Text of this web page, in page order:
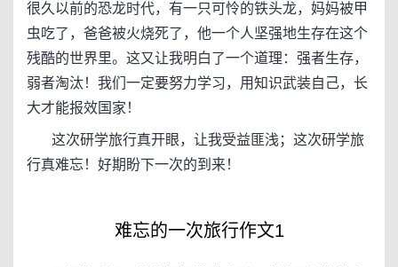
很久以前的恐龙时代，有一只可怜的铁头龙，妈妈被甲
虫吃了，爸爸被火烧死了，他一个人坚强地生存在这个
残酷的世界里。这又让我明白了一个道理：强者生存，
弱者淘汰！我们一定要努力学习，用知识武装自己，长
大才能报效国家！
这次研学旅行真开眼，让我受益匪浅；这次研学旅
行真难忘！好期盼下一次的到来！
难忘的一次旅行作文1